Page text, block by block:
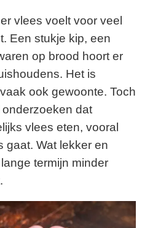
vlees voelt voor veel
Een stukje kip, een
op brood hoort er
Het is
ook gewoonte. Toch
dat
vlees eten, vooral
gaat. Wat lekker en
termijn minder